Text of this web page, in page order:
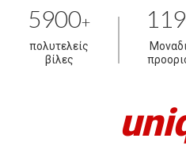
5900+
πολυτελείς
βίλες